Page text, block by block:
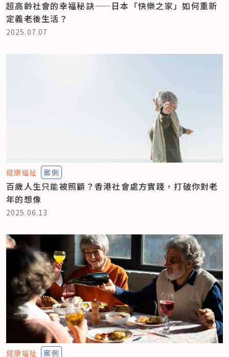
超高齡社會的幸福秘訣——日本「快樂之家」如何重新
定義老後生活？
2025.07.07
健康福祉 案例
百歲人生只能被照顧？香港社會處方實踐，打破你對老
年的想像
2025.06.13
健康福祉 案例